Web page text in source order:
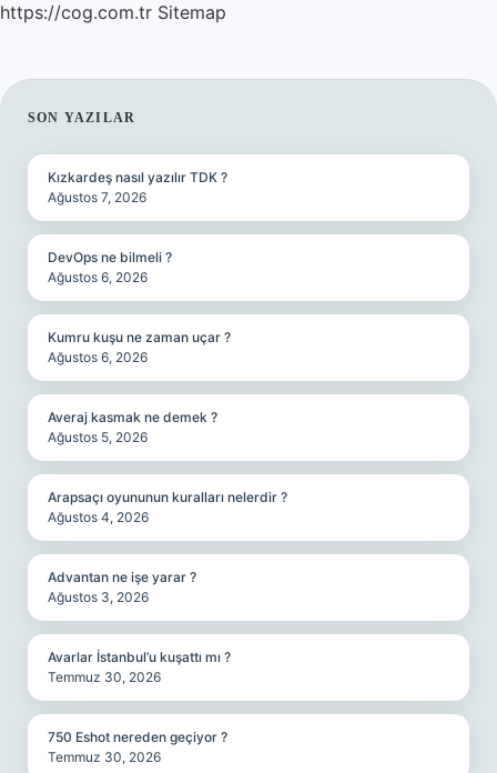
https://cog.com.tr Sitemap
SIDEBAR
SON YAZILAR
Kızkardeş nasıl yazılır TDK ?
Ağustos 7, 2026
DevOps ne bilmeli ?
Ağustos 6, 2026
Kumru kuşu ne zaman uçar ?
Ağustos 6, 2026
Averaj kasmak ne demek ?
Ağustos 5, 2026
Arapsaçı oyununun kuralları nelerdir ?
Ağustos 4, 2026
Advantan ne işe yarar ?
Ağustos 3, 2026
Avarlar İstanbul’u kuşattı mı ?
Temmuz 30, 2026
750 Eshot nereden geçiyor ?
Temmuz 30, 2026